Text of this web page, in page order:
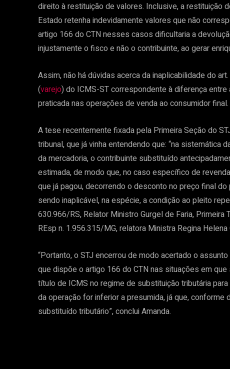
direito à restituição de valores. Inclusive, a restituição
Estado retenha indevidamente valores que não
artigo 166 do CTN nesses casos dificultaria a
injustamente o fisco e não o contribuinte, ao gerar
Assim, não há dúvidas acerca da inaplicabilidade do
(varejo) do ICMS-ST correspondente à diferença
praticada nas operações de venda ao consumidor final.
A tese recentemente fixada pela Primeira Seção do
tribunal, que já vinha entendendo que: “na sistemática
da mercadoria, o contribuinte substituído
estimada, de modo que, no caso específico de
que já pagou, decorrendo o desconto no preço final
sendo inaplicável, na espécie, a condição ao pleito
630.966/RS, Relator Ministro Gurgel de Faria,
REsp n. 1.956.315/MG, relatora Ministra Regina
“Portanto, o STJ encerrou de modo acertado o
que dispõe o artigo 166 do CTN nas situações em
título de ICMS no regime de substituição tributária
da operação for inferior a presumida, já que,
substituído tributário”, conclui Amanda.